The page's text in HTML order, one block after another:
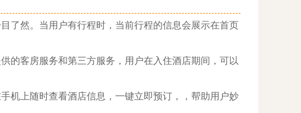
然。当用户有行程时，当前行程的信息会展示在首页
客房服务和第三方服务，用户在入住酒店期间，可以
上随时查看酒店信息，一键立即预订，，帮助用户妙